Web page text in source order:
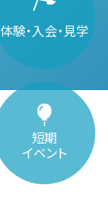
体験・入会・見学
短期
イベント